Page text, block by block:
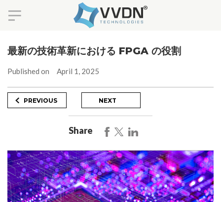
最新の技術革新における FPGA の役割
Published on April 1, 2025
Post
Post
PREVIOUS
Next
Post
NEXT
Share